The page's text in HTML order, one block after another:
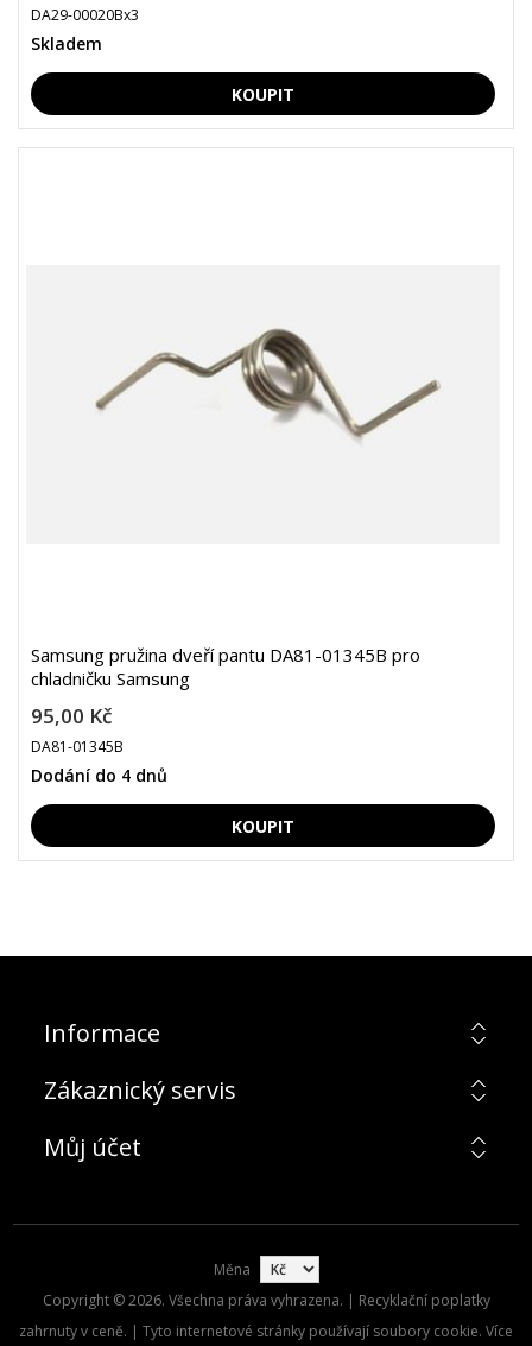
DA29-00020Bx3
Skladem
Samsung pružina dveří pantu DA81-01345B pro
chladničku Samsung
95,00 Kč
DA81-01345B
Dodání do 4 dnů
Informace
Zákaznický servis
Můj účet
Měna
Copyright © 2026. Všechna práva vyhrazena. | Recyklační poplatky
zahrnuty v ceně. | Tyto internetové stránky používají soubory cookie. Více